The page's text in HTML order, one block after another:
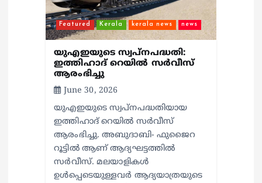
Featured Kerala kerala news news
യുഎഇയുടെ സ്വപ്നപദ്ധതി:
ഇത്തിഹാദ് റെയിൽ സർവീസ്
ആരംഭിച്ചു
June 30, 2026
യുഎഇയുടെ സ്വപ്നപദ്ധതിയായ
ഇത്തിഹാദ് റെയിൽ സർവീസ്
ആരംഭിച്ചു. അബുദാബി- ഫുജൈറ
റൂട്ടിൽ ആണ് ആദ്യഘട്ടത്തിൽ
സർവീസ്. മലയാളികൾ
ഉൾപ്പെടെയുള്ളവർ ആദ്യയാത്രയുടെ